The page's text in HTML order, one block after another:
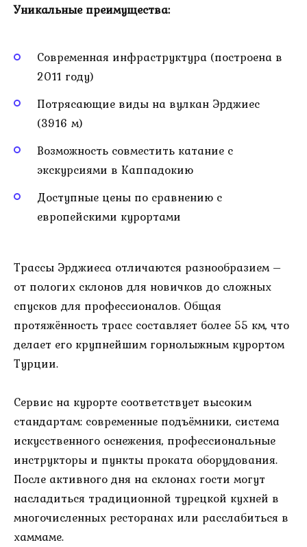
Уникальные преимущества:
Современная инфраструктура (построена в
2011 году)
Потрясающие виды на вулкан Эрджиес
(3916 м)
Возможность совместить катание с
экскурсиями в Каппадокию
Доступные цены по сравнению с
европейскими курортами
Трассы Эрджиеса отличаются разнообразием –
от пологих склонов для новичков до сложных
спусков для профессионалов. Общая
протяжённость трасс составляет более 55 км, что
делает его крупнейшим горнолыжным курортом
Турции.
Сервис на курорте соответствует высоким
стандартам: современные подъёмники, система
искусственного оснежения, профессиональные
инструкторы и пункты проката оборудования.
После активного дня на склонах гости могут
насладиться традиционной турецкой кухней в
многочисленных ресторанах или расслабиться в
хаммаме.